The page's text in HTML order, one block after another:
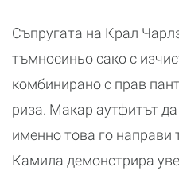
Съпругата на Крал
тъмносиньо сако с
комбинирано с прав
риза. Макар аутфитът
именно това го направи
Камила демонстрира